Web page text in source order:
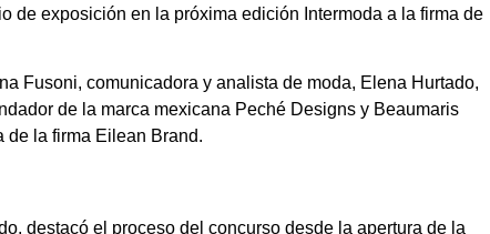
de exposición en la próxima edición Intermoda a la firma de
Fusoni, comunicadora y analista de moda, Elena Hurtado,
de la marca mexicana Peché Designs y Beaumaris
de la firma Eilean Brand.
destacó el proceso del concurso desde la apertura de la